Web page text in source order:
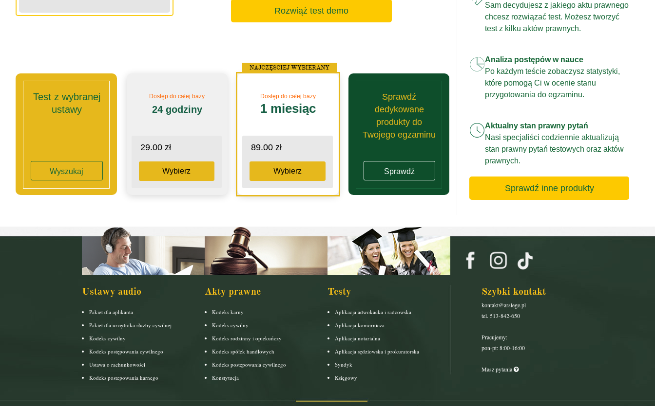
Rozwiąż test demo
Test z wybranej
ustawy
Wyszukaj
Dostęp do całej bazy
24 godziny
29.00 zł
Wybierz
Dostęp do całej bazy
1 miesiąc
89.00 zł
Wybierz
NAJCZĘSCIEJ WYBIERANY
Sprawdź
dedykowane
produkty do
Twojego egzaminu
Sprawdź
Sam decydujesz z jakiego aktu prawnego
chcesz rozwiązać test. Możesz tworzyć
test z kilku aktów prawnych.
Analiza postępów w nauce
Po każdym teście zobaczysz statystyki,
które pomogą Ci w ocenie stanu
przygotowania do egzaminu.
Aktualny stan prawny pytań
Nasi specjaliści codziennie aktualizują
stan prawny pytań testowych oraz aktów
prawnych.
Sprawdź inne produkty
Ustawy audio
Pakiet dla aplikanta
Pakiet dla urzędnika służby cywilnej
Kodeks cywilny
Kodeks postępowania cywilnego
Ustawa o rachunkowości
Kodeks postepowania karnego
Akty prawne
Kodeks karny
Kodeks cywilny
Kodeks rodzinny i opiekuńczy
Kodeks spółek handlowych
Kodeks postępowania cywilnego
Konstytucja
Testy
Aplikacja adwokacka i radcowska
Aplikacja komornicza
Aplikacja notarialna
Aplikacja sędziowska i prokuratorska
Syndyk
Księgowy
Szybki kontakt
kontakt@arslege.pl
tel. 513-842-650
Pracujemy:
pon-pt: 8:00-16:00
Masz pytania